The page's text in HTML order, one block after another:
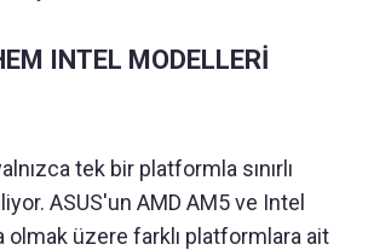
INTEL MODELLERİ
tek bir platformla sınırlı
ASUS'un AMD AM5 ve Intel
olmak üzere farklı platformlara ait